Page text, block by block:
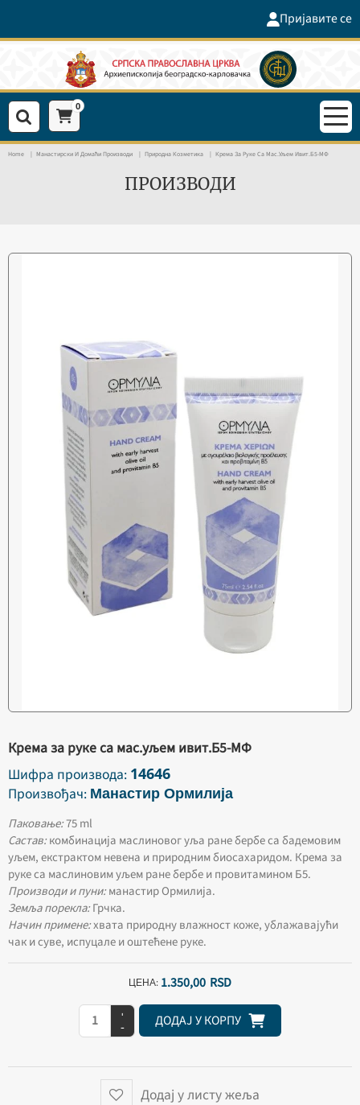
Пријавите се
0
Home Манастирски И Домаћи Производи Природна Козметика Крема За Руке Са Мас.уљем Ивит.Б5-МФ
ПРОИЗВОДИ
Крема за руке са мас.уљем ивит.Б5-МФ
Шифра производа: 14646
Произвођач: Манастир Ормилија
Паковање:75 ml
Састав:комбинација маслиновог уља ране бербе са бадемовим
уљем, екстрактом невена и природним биосахаридом. Крема за
руке са маслиновим уљем ране бербе и провитамином Б5.
Производи и пуни:манастир Ормилија.
Земља порекла:Грчка.
Начин примене:хвата природну влажност коже, ублажавајући
чак и суве, испуцале и оштећене руке.
ЦЕНА: 1.350,00 RSD
+
-
Додај у листу жеља